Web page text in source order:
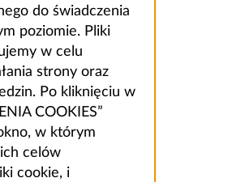
do świadczenia
poziomie. Pliki
w celu
strony oraz
Po kliknięciu w
COOKIES”
w którym
celów
cookie, i